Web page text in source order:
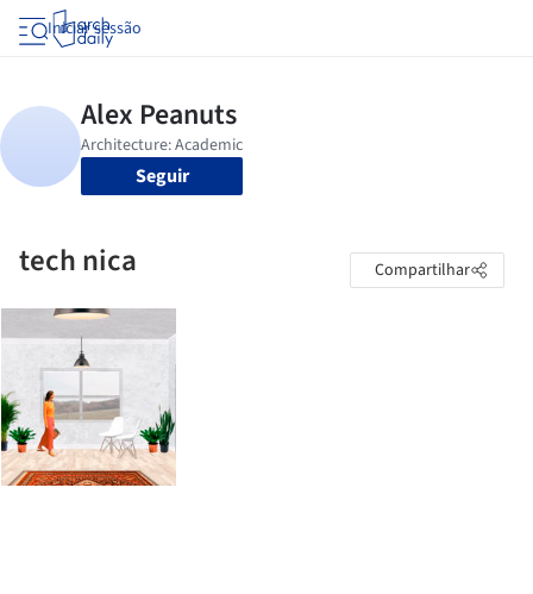
Iniciar sessão
Seguir
tech nica Compartilhar